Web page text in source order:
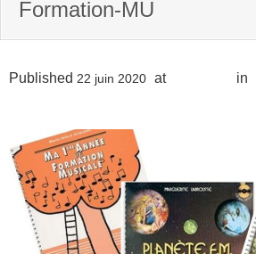
Formation-MU
Published 22 juin 2020 at in